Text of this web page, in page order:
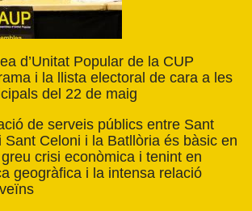
d’Unitat Popular de la CUP
i la llista electoral de cara a les
del 22 de maig
de serveis públics entre Sant
Sant Celoni i la Batllòria és bàsic en
crisi econòmica i tenint en
geogràfica i la intensa relació